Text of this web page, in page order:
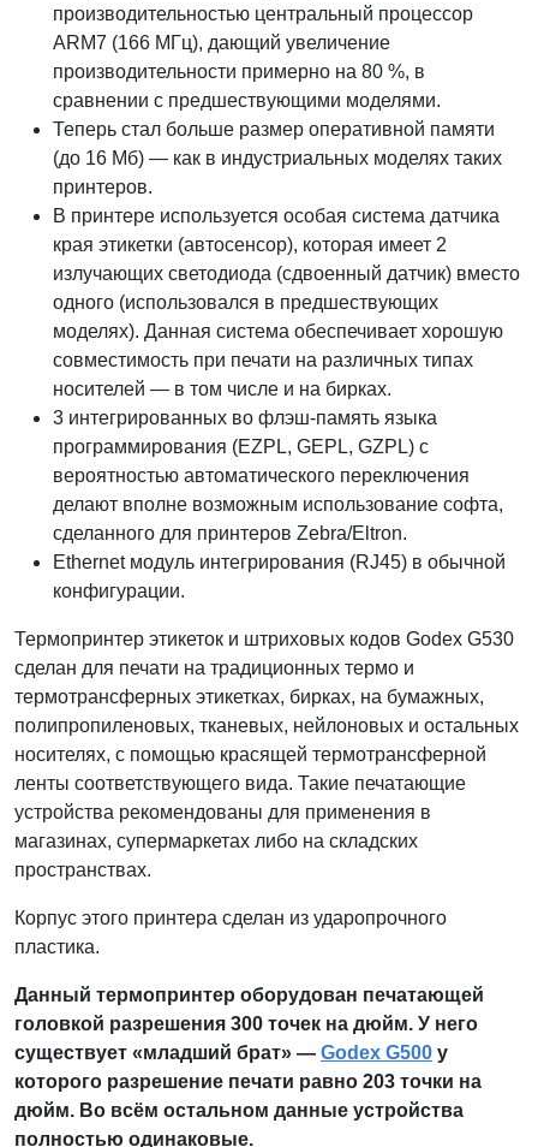
производительностью центральный процессор
ARM7 (166 МГц), дающий увеличение
производительности примерно на 80 %, в
сравнении с предшествующими моделями.
Теперь стал больше размер оперативной памяти
(до 16 Мб) — как в индустриальных моделях таких
принтеров.
В принтере используется особая система датчика
края этикетки (автосенсор), которая имеет 2
излучающих светодиода (сдвоенный датчик) вместо
одного (использовался в предшествующих
моделях). Данная система обеспечивает хорошую
совместимость при печати на различных типах
носителей — в том числе и на бирках.
3 интегрированных во флэш-память языка
программирования (EZPL, GEPL, GZPL) с
вероятностью автоматического переключения
делают вполне возможным использование софта,
сделанного для принтеров Zebra/Eltron.
Ethernet модуль интегрирования (RJ45) в обычной
конфигурации.
Термопринтер этикеток и штриховых кодов Godex G530
сделан для печати на традиционных термо и
термотрансферных этикетках, бирках, на бумажных,
полипропиленовых, тканевых, нейлоновых и остальных
носителях, с помощью красящей термотрансферной
ленты соответствующего вида. Такие печатающие
устройства рекомендованы для применения в
магазинах, супермаркетах либо на складских
пространствах.
Корпус этого принтера сделан из ударопрочного
пластика.
Данный термопринтер оборудован печатающей
головкой разрешения 300 точек на дюйм. У него
существует «младший брат» — Godex G500 у
которого разрешение печати равно 203 точки на
дюйм. Во всём остальном данные устройства
полностью одинаковые.